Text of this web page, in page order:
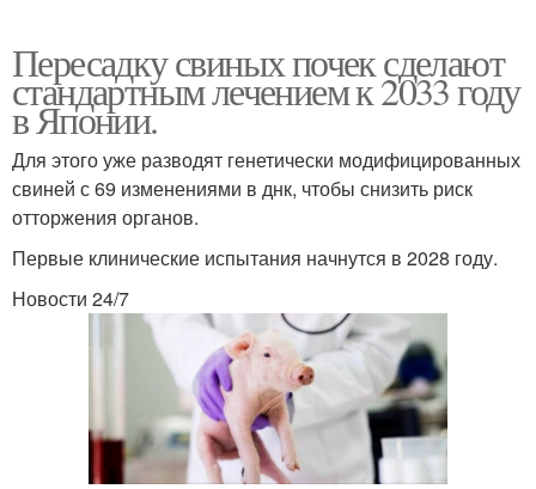
Пересадку свиных почек сделают
стандартным лечением к 2033 году
в Японии.
Для этого уже разводят генетически модифицированных
свиней с 69 изменениями в днк, чтобы снизить риск
отторжения органов.
Первые клинические испытания начнутся в 2028 году.
Новости 24/7